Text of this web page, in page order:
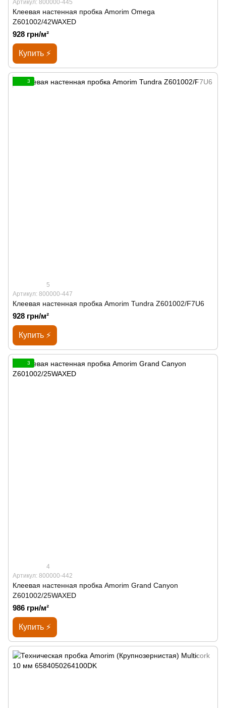
Артикул: 800000-445
Клеевая настенная пробка Amorim Omega
Z601002/42WAXED
928 грн/м²
Купить ⚡
3
5
Артикул: 800000-447
Клеевая настенная пробка Amorim Tundra Z601002/F7U6
928 грн/м²
Купить ⚡
3
4
Артикул: 800000-442
Клеевая настенная пробка Amorim Grand Canyon
Z601002/25WAXED
986 грн/м²
Купить ⚡